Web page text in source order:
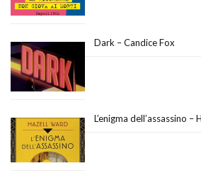
Dark – Candice Fox
L’enigma dell’assassino –